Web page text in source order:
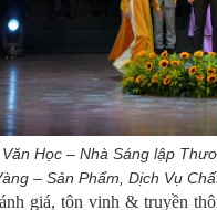
Học – Nhà Sáng lập
– Sản Phẩm, Dịch Vụ
giá, tôn vinh & truyền